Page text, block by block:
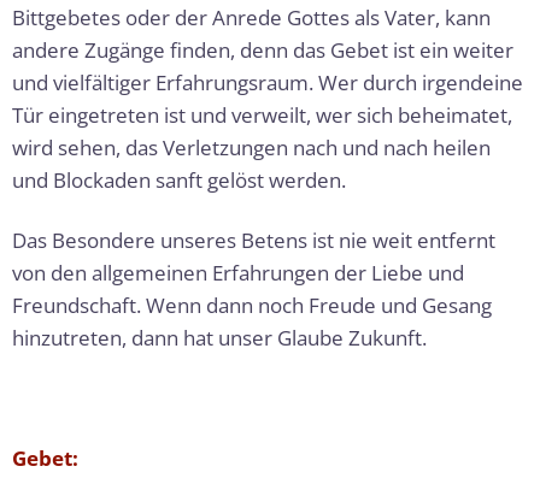
Bittgebetes oder der Anrede Gottes als Vater, kann
andere Zugänge finden, denn das Gebet ist ein weiter
und vielfältiger Erfahrungsraum. Wer durch irgendeine
Tür eingetreten ist und verweilt, wer sich beheimatet,
wird sehen, das Verletzun­gen nach und nach heilen
und Blockaden sanft gelöst werden.
Das Besondere unseres Betens ist nie weit entfernt
von den allgemeinen Erfahrungen der Liebe und
Freundschaft. Wenn dann noch Freude und Gesang
hinzutreten, dann hat unser Glaube Zukunft.
Gebet: